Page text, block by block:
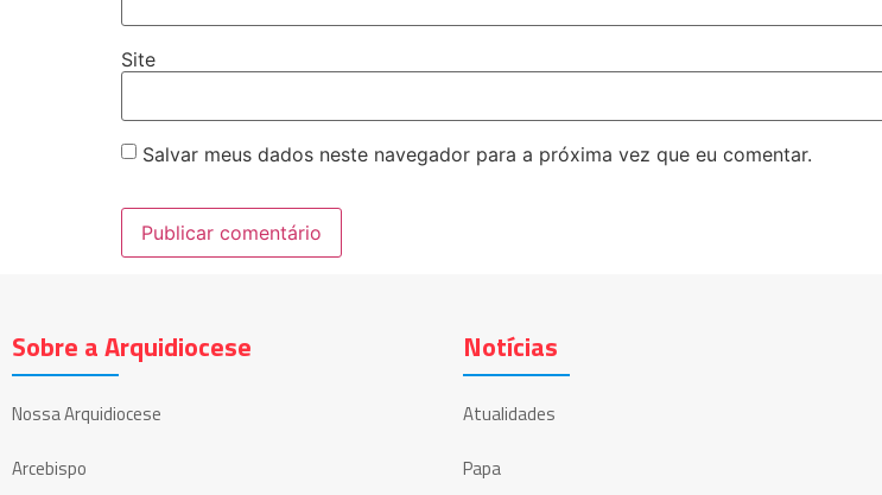
Site
Salvar meus dados neste navegador para a próxima vez que eu comentar.
Sobre a Arquidiocese
Nossa Arquidiocese
Arcebispo
Notícias
Atualidades
Papa